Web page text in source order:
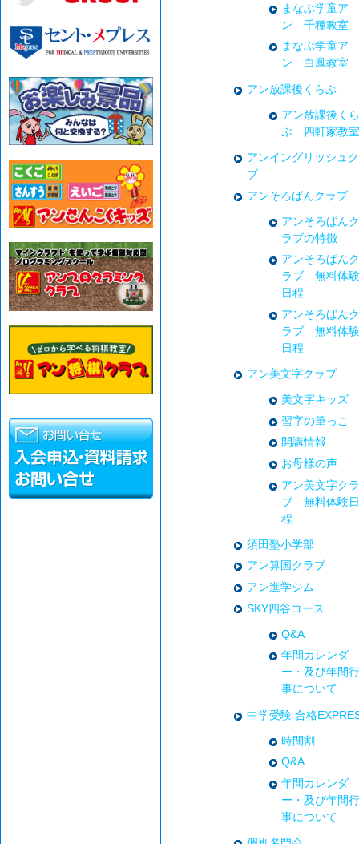
まなぶ学童ア
ン 千種教室
まなぶ学童ア
ン 白鳳教室
アン放課後くらぶ
アン放課後く
ぶ 四軒家教
アンイングリッシュ
ブ
アンそろばんクラブ
アンそろばん
ラブの特徴
アンそろばん
ラブ 無料体
日程
アンそろばん
ラブ 無料体
日程
アン美文字クラブ
美文字キッズ
習字の筆っこ
開講情報
お母様の声
アン美文字ク
ブ 無料体験
程
須田塾小学部
アン算国クラブ
アン進学ジム
SKY四谷コース
Q&A
年間カレンダ
ー・及び年間
事について
中学受験 合格
時間割
Q&A
年間カレンダ
ー・及び年間
事について